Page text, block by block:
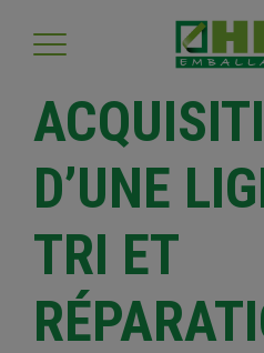
D’UNE
TRI ET